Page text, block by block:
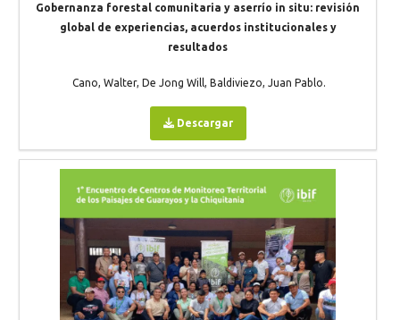
Gobernanza forestal comunitaria y aserrío in situ: revisión
global de experiencias, acuerdos institucionales y
resultados
Cano, Walter, De Jong Will, Baldiviezo, Juan Pablo.
Descargar